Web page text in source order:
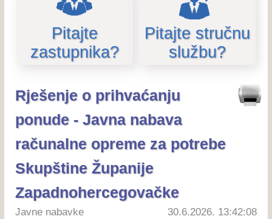
Pitajte
zastupnika?
Pitajte stručnu
službu?
Rješenje o prihvaćanju
ponude - Javna nabava
računalne opreme za potrebe
Skupštine Županije
Zapadnohercegovačke
Javne nabavke 30.6.2026. 13:42:08